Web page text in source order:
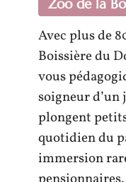
Zoo de la
Avec plus de
Boissière du
vous
soigneur d’un
plongent
quotidien du
immersion